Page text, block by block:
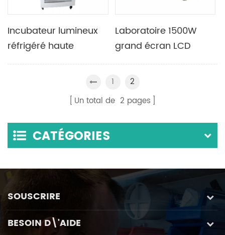
Incubateur lumineux
réfrigéré haute
efficacité de
de température
auxiliaire
Laboratoire 1500W
grand écran LCD
incubateur anaérobie
de Type Vertical
de stérilisation
ultraviolette
1
2
Un total de 2 pages
CATÉGORIES
SOUSCRIRE
BESOIN D\'AIDE